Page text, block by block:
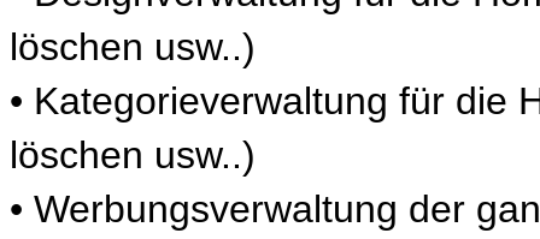
löschen usw..)
• Kategorieverwaltung für die
löschen usw..)
• Werbungsverwaltung der